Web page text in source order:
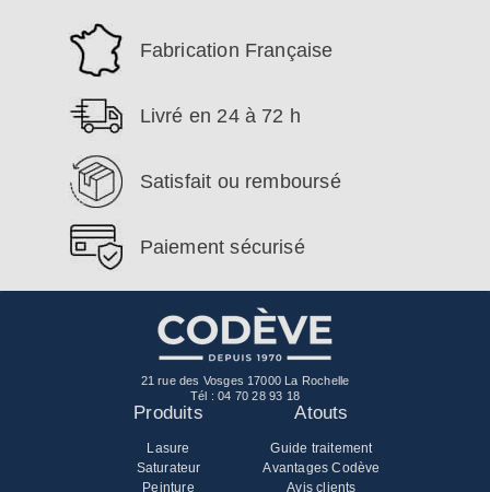
Fabrication Française
Livré en 24 à 72 h
Satisfait ou remboursé
Paiement sécurisé
21 rue des Vosges 17000 La Rochelle
Tél :04 70 28 93 18
Produits
Lasure
Saturateur
Peinture
Atouts
Guide traitement
Avantages Codève
Avis clients